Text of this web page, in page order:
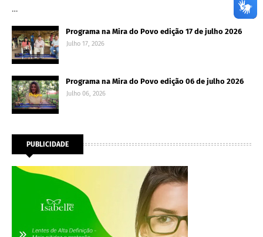
…
Programa na Mira do Povo edição 17 de julho 2026
Julho 17, 2026
Programa na Mira do Povo edição 06 de julho 2026
Julho 06, 2026
PUBLICIDADE